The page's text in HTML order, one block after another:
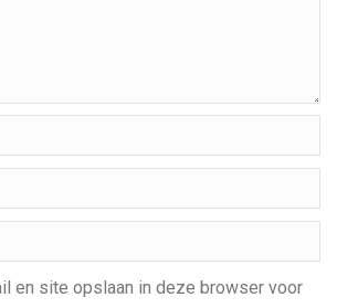
en site opslaan in deze browser voor